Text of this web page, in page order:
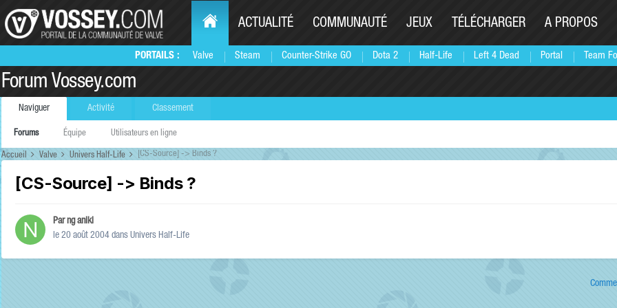
PORTAILS : Valve Steam Counter-Strike GO Dota 2 Half-Life Left 4 Dead Portal Team
ACTUALITÉ COMMUNAUTÉ JEUX TÉLÉCHARGER A PROPOS
Forum Vossey.com
Naviguer
Forums Équipe Utilisateurs en ligne
Activité Classement
Accueil Valve Univers Half-Life [CS-Source] -> Binds ?
[CS-Source] -> Binds ?
Parng aniki
le 20 août 2004 dans Univers Half-Life